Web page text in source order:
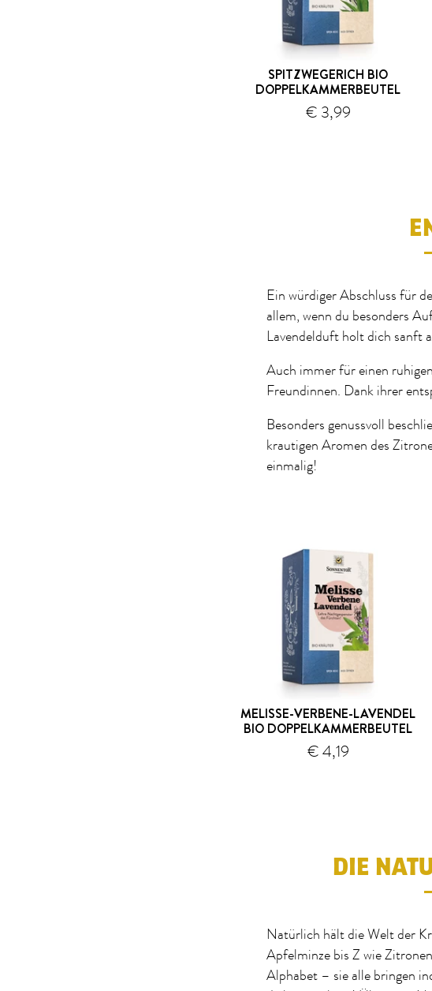
SPITZWEGERICH BIO
DOPPELKAMMERBEUTEL
€ 3,99Versand
Ein würdiger Abschluss für
allem, wenn du besonders
Lavendelduft holt dich sanft
Auch immer für einen
Freundinnen. Dank ihrer
Besonders genussvoll
krautigen Aromen des
einmalig!
MELISSE-VERBENE-LAVENDEL
BIO DOPPELKAMMERBEUTEL
€ 4,19Versand
DIE
Natürlich hält die Welt der
Apfelminze bis Z wie
Alphabet – sie alle bringen